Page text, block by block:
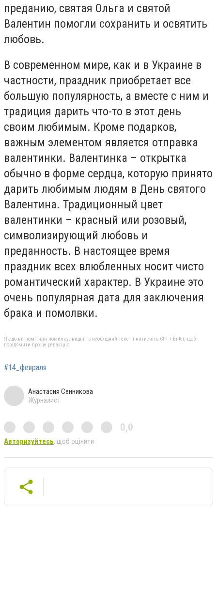
преданию, святая Ольга и святой
Валентин помогли сохранить и освятить
любовь.
В современном мире, как и в Украине в
частности, праздник приобретает все
большую популярность, а вместе с ним и
традиция дарить что-то в этот день
своим любимым. Кроме подарков,
важным элементом является отправка
валентинки. Валентинка – открытка
обычно в форме сердца, которую принято
дарить любимым людям в День святого
Валентина. Традиционный цвет
валентинки – красный или розовый,
символизирующий любовь и
преданность. В настоящее время
праздник всех влюбленных носит чисто
романтический характер. В Украине это
очень популярная дата для заключения
брака и помолвки.
Якщо ви помітили помилку, виділіть необхідний текст і натисніть Ctrl + Enter, щоб
повідомити про це редакцію
#14_февраля
Анастасия Сенникова
Журналист
0,0
Авторизуйтесь, щоб оцінити